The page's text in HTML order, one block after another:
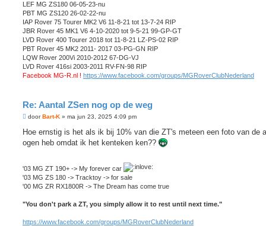
LEF MG ZS180 06-05-23-nu
PBT MG ZS120 26-02-22-nu
IAP Rover 75 Tourer MK2 V6 11-8-21 tot 13-7-24 RIP
JBR Rover 45 MK1 V6 4-10-2020 tot 9-5-21 99-GP-GT
LVD Rover 400 Tourer 2018 tot 11-8-21 LZ-PS-02 RIP
PBT Rover 45 MK2 2011- 2017 03-PG-GN RIP
LQW Rover 200Vi 2010-2012 67-DG-VJ
LVD Rover 416si 2003-2011 RV-FN-98 RIP
Facebook MG-R.nl ! https://www.facebook.com/groups/MGRoverClubNederland
Re: Aantal ZSen nog op de weg
B
r
c
doorBart-K » ma jun 23, 2025 4:09 pm
Hoe ernstig is het als ik bij 10% van die ZT's meteen een foto van de
ogen heb omdat ik het kenteken ken??
'03 MG ZT 190+ -> My forever car
'03 MG ZS 180 -> Tracktoy -> for sale
'00 MG ZR RX1800R -> The Dream has come true
"You don't park a ZT, you simply allow it to rest until next time."
https://www.facebook.com/groups/MGRoverClubNederland